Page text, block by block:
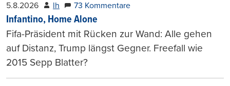
5.8.2026 lh 73 Kommentare
Infantino, Home Alone
Fifa-Präsident mit Rücken zur Wand: Alle gehen
auf Distanz, Trump längst Gegner. Freefall wie
2015 Sepp Blatter?